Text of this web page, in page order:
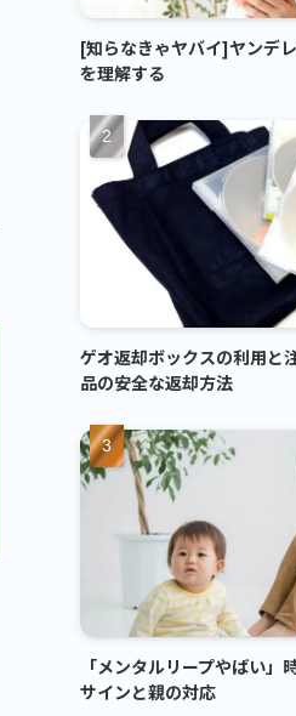
[知らなきゃヤバイ]ヤンデ
を理解する
ゲオ返却ボックスの利用と
品の安全な返却方法
「メンタルリープやばい」
サインと親の対応